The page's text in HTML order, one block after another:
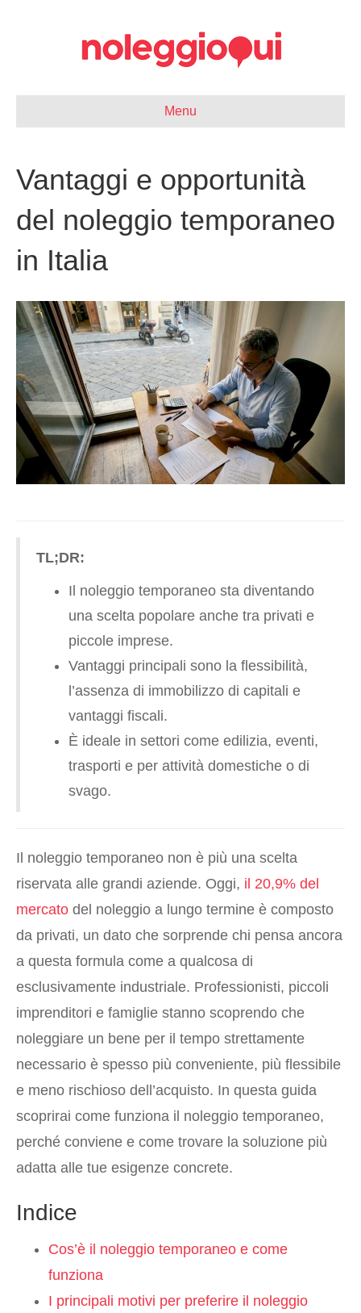
Menu
Vantaggi e opportunità
del noleggio temporaneo
in Italia
TL;DR:
Il noleggio temporaneo sta diventando
una scelta popolare anche tra privati e
piccole imprese.
Vantaggi principali sono la flessibilità,
l’assenza di immobilizzo di capitali e
vantaggi fiscali.
È ideale in settori come edilizia, eventi,
trasporti e per attività domestiche o di
svago.
Il noleggio temporaneo non è più una scelta
riservata alle grandi aziende. Oggi, il 20,9% del
mercato del noleggio a lungo termine è composto
da privati, un dato che sorprende chi pensa ancora
a questa formula come a qualcosa di
esclusivamente industriale. Professionisti, piccoli
imprenditori e famiglie stanno scoprendo che
noleggiare un bene per il tempo strettamente
necessario è spesso più conveniente, più flessibile
e meno rischioso dell’acquisto. In questa guida
scoprirai come funziona il noleggio temporaneo,
perché conviene e come trovare la soluzione più
adatta alle tue esigenze concrete.
Indice
Cos’è il noleggio temporaneo e come
funziona
I principali motivi per preferire il noleggio